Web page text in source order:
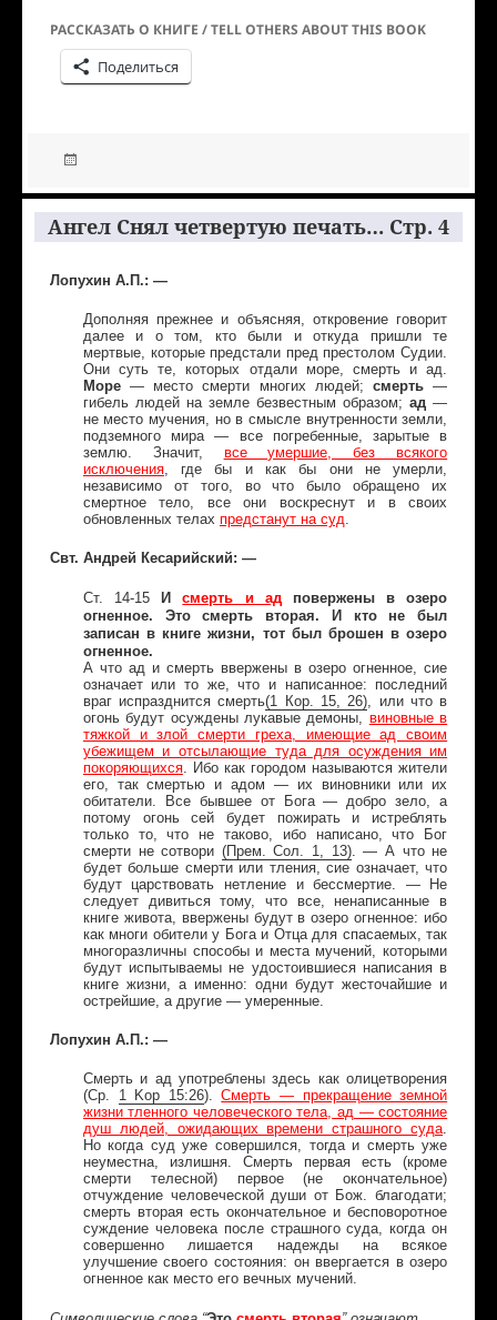
РАССКАЗАТЬ О КНИГЕ / TELL OTHERS ABOUT THIS BOOK
Поделиться
Ангел Снял четвертую печать… Стр. 4
Лопухин А.П.: —
Дополняя прежнее и объясняя, откровение говорит
далее и о том, кто были и откуда пришли те
мертвые, которые предстали пред престолом Судии.
Они суть те, которых отдали море, смерть и ад.
Море— место смерти многих людей; смерть—
гибель людей на земле безвестным образом;ад —
не место мучения, но в смысле внутренности земли,
подземного мира — все погребенные, зарытые в
землю. Значит, все умершие, без всякого
исключения, где бы и как бы они не умерли,
независимо от того, во что было обращено их
смертное тело, все они воскреснут и в своих
обновленных телах предстанут на суд
Свт. Андрей Кесарийский: —
Ст. 14-15 Исмерть и адповержены в озеро
огненное. Это смерть вторая. И кто не был
записан в книге жизни, тот был брошен в озеро
огненное.
А что ад и смерть ввержены в озеро огненное, сие
означает или то же, что и написанное: последний
враг испразднится смерть(1 Кор. 15, 26) , или что в
огонь будут осуждены лукавые демоны, виновные в
тяжкой и злой смерти греха, имеющие ад своим
убежищем и отсылающие туда для осуждения им
покоряющихся. Ибо как городом называются жители
его, так смертью и адом — их виновники или их
обитатели. Все бывшее от Бога — добро зело, а
потому огонь сей будет пожирать и истреблять
только то, что не таково, ибо написано, что Бог
смерти не сотвори (Прем .Сол . 1, 13). — А что не
будет больше смерти или тления, сие означает, что
будут царствовать нетление и бессмертие. — Не
следует дивиться тому, что все, ненаписанные в
книге живота, ввержены будут в озеро огненное: ибо
как многи обители у Бога и Отца для спасаемых, так
многоразличны способы и места мучений, которыми
будут испытываемы не удостоившиеся написания в
книге жизни, а именно: одни будут жесточайшие и
острейшие, а другие — умеренные.
Лопухин А.П.: —
Смерть и ад употреблены здесь как олицетворения
(Ср.
1 Kop 15:26).Смерть — прекращение земной
жизни тленного человеческого тела, ад — состояние
душ людей, ожидающих времени страшного суда
Но когда суд уже совершился, тогда и смерть уже
неуместна, излишня. Смерть первая есть (кроме
смерти телесной) первое (не окончательное)
отчуждение человеческой души от Бож. благодати;
смерть вторая есть окончательное и бесповоротное
суждение человека после страшного суда, когда он
совершенно лишается надежды на всякое
улучшение своего состояния: он ввергается в озеро
огненное как место его вечных мучений.